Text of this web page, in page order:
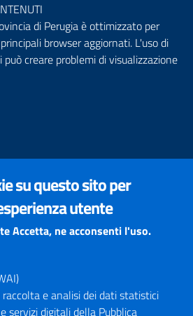
di Perugia è ottimizzato per
browser aggiornati. L'uso di
creare problemi di visualizzazione
su questo sito per
utente
Accetta, ne acconsenti l'uso.
e analisi dei dati statistici
servizi digitali della Pubblica